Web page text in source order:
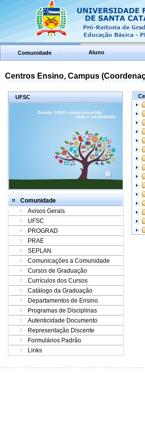
Comunidade Aluno
Centros Ensino, Campus
UFSC
Comunidade
Avisos Gerais
UFSC
PROGRAD
PRAE
SEPLAN
Comunicações a Comunidade
Cursos de Graduação
Currículos dos Cursos
Catálogo da Graduação
Departamentos de Ensino
Programas de Disciplinas
Autenticidade Documento
Representação Discente
Formulários Padrão
Links